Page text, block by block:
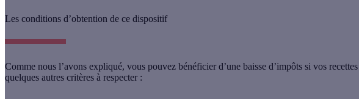
Les conditions d’obtention de ce dispositif
Comme nous l’avons expliqué, vous pouvez bénéficier d’une baisse d’impôts si vos
quelques autres critères à respecter :